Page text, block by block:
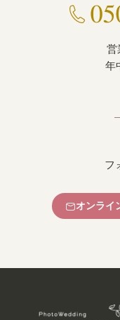
営
年
フ
オンライ